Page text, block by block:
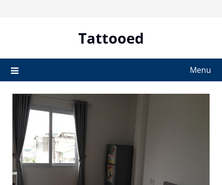
Tattooed
Menu